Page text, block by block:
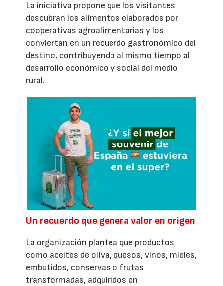
La iniciativa propone que los visitantes
descubran los alimentos elaborados por
cooperativas agroalimentarias y los
conviertan en un recuerdo gastronómico del
destino, contribuyendo al mismo tiempo al
desarrollo económico y social del medio
rural.
Un recuerdo que genera valor en origen
La organización plantea que productos
como aceites de oliva, quesos, vinos, mieles,
embutidos, conservas o frutas
transformadas, adquiridos en